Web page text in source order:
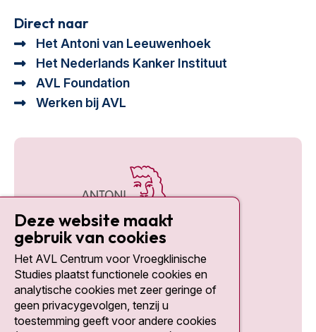
Direct naar
Het Antoni van Leeuwenhoek
Het Nederlands Kanker Instituut
AVL Foundation
Werken bij AVL
Social media
Deze website maakt
gebruik van cookies
Het AVL Centrum voor Vroegklinische
Studies plaatst functionele cookies en
analytische cookies met zeer geringe of
geen privacygevolgen, tenzij u
toestemming geeft voor andere cookies